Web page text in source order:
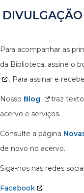
DIVULGAÇÃO
Para acompanhar as
da Biblioteca, assine o
. Para assinar e
Nosso Blog
traz
acervo e serviços.
Consulte a página
de novo no acervo.
Siga-nos nas redes
Facebook